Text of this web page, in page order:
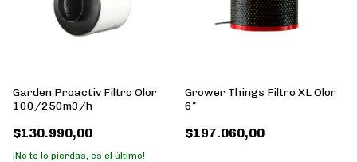
Garden Proactiv Filtro Olor
100/250m3/h
$130.990,00
¡No te lo pierdas, es el último!
Grower Things Filtro XL Olor
6″
$197.060,00